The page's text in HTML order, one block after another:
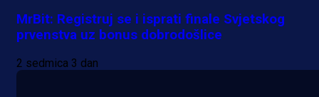
MrBit: Registruj se i isprati finale Svjetskog
prvenstva uz bonus dobrodošlice
2 sedmica 3 dan